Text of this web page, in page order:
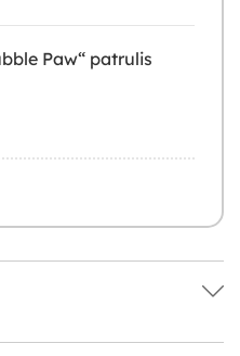
Paw“ patrulis